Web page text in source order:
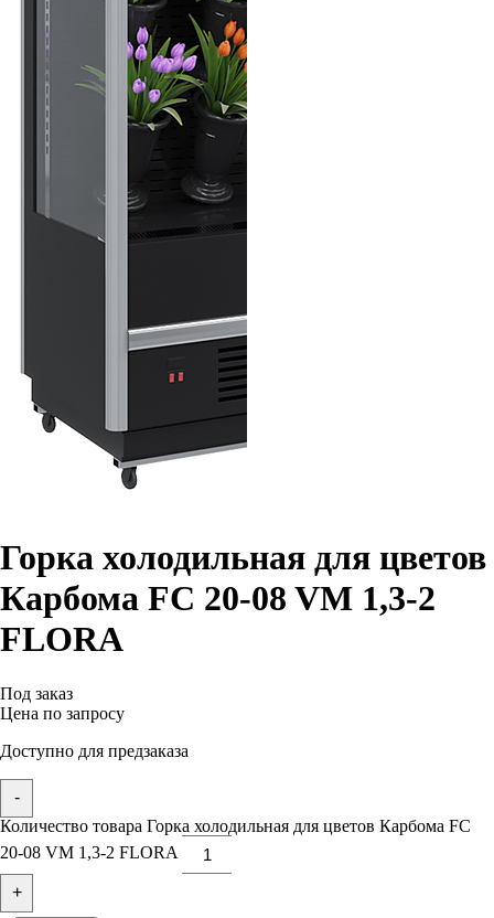
Горка холодильная для цветов
Карбома FC 20-08 VM 1,3-2
FLORA
Под заказ
Цена по запросу
Доступно для предзаказа
-
Количество товара Горка холодильная для цветов Карбома FC
20-08 VM 1,3-2 FLORA
+